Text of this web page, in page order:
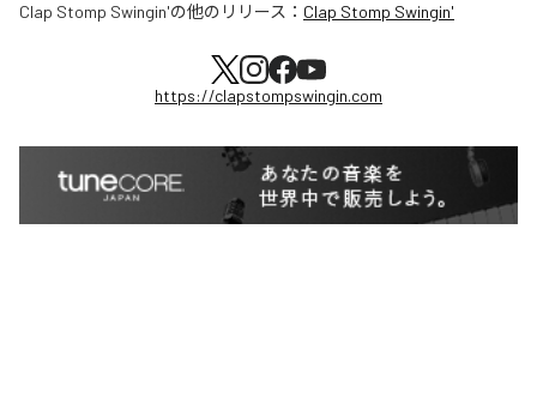
Clap Stomp Swingin'の他のリリース： Clap Stomp Swingin'
https://clapstompswingin.com